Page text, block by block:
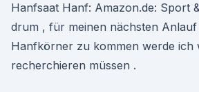
Hanfsaat Hanf: Amazon.de: Sport
drum , für meinen nächsten
Hanfkörner zu kommen werde ich
recherchieren müssen .